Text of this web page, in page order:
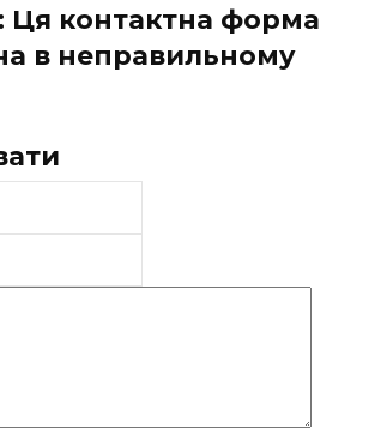
Ця контактна форма
в неправильному